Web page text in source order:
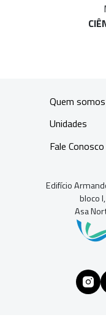
Quem somos
Unidades
Fale Conosco
Edifício
bloco
Asa